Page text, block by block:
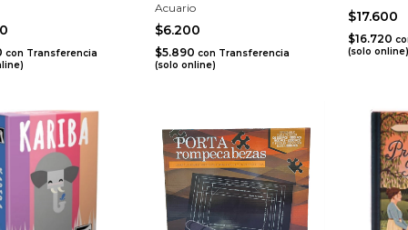
con Transferencia
Acuario
$6.200
$5.890con Transferencia
(solo online)
$17.600
$16.720
(solo online)